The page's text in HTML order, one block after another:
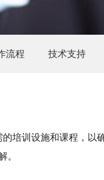
流程 技术支持
的培训设施和课程，以
。